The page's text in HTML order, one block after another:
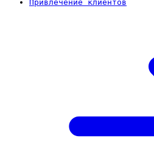
Привлечение клиентов